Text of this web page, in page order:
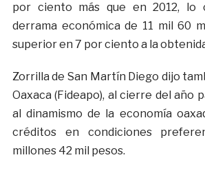
por ciento más que en 2012, lo
derrama económica de 11 mil 60
superior en 7 por ciento a la
Zorrilla de San Martín Diego dijo
Oaxaca (Fideapo), al cierre del año
al dinamismo de la economía
créditos en condiciones
millones 42 mil pesos.